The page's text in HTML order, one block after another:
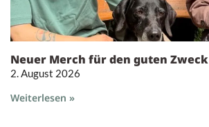
Neuer Merch für den guten Zweck
2. August 2026
Weiterlesen »